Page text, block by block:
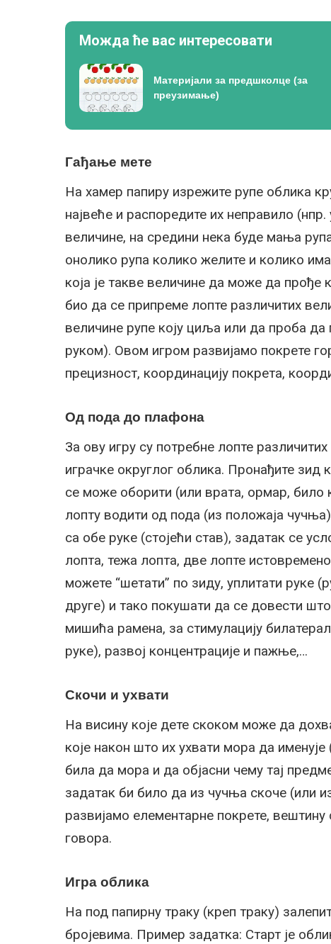
Можда ће вас интересовати
Материјали за предшколце (за
преузимање)
Гађање мете
На хамер папиру изрежите рупе облика
највеће и распоредите их неправило
величине, на средини нека буде мања
онолико рупа колико желите и колико
која је такве величине да може да прође
био да се припреме лопте различитих
величине рупе коју циља или да проба
руком). Овом игром развијамо покрете
прецизност, координацију покрета,
Од пода до плафона
За ову игру су потребне лопте
играчке округлог облика. Пронађите зид
се може оборити (или врата, ормар, било
лопту водити од пода (из положаја
са обе руке (стојећи став), задатак се
лопта, тежа лопта, две лопте
можете “шетати” по зиду, уплитати руке
друге) и тако покушати да се довести
мишића рамена, за стимулацију
руке), развој концентрације и пажње,…
Скочи и ухвати
На висину које дете скоком може да
које након што их ухвати мора да
била да мора и да објасни чему тај
задатак би било да из чучња скоче (или
развијамо елементарне покрете,
говора.
Игра облика
На под папирну траку (креп траку)
бројевима. Пример задатка: Старт је